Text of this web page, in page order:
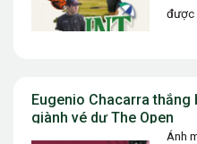
được
Eugenio Chacarra thắng
giành vé dự The Open
Ánh